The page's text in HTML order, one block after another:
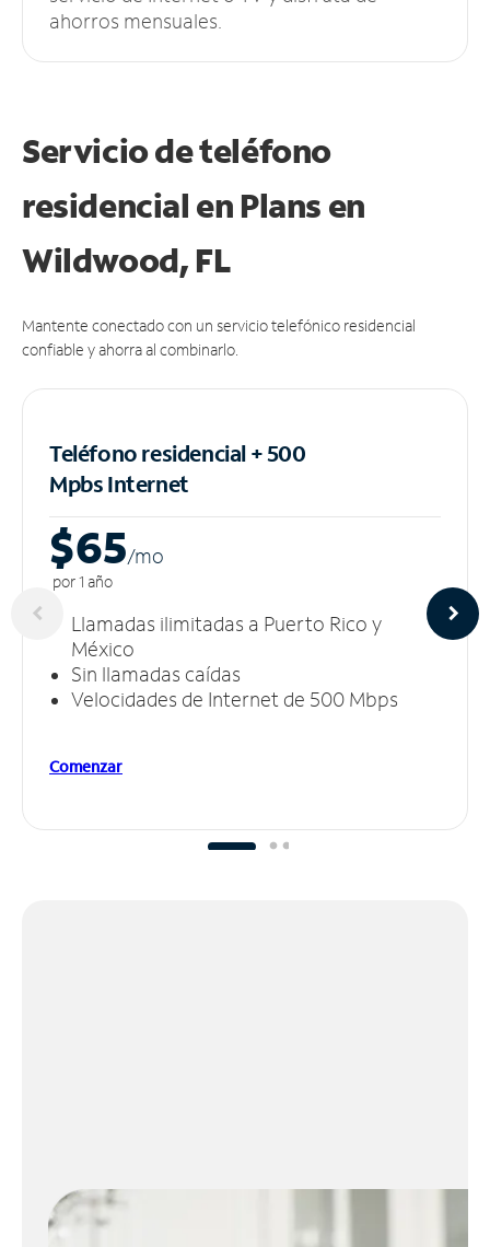
ahorros mensuales.
Servicio de teléfono
residencial en Plans en
Wildwood, FL
Mantente conectado con un servicio telefónico residencial
confiable y ahorra al combinarlo.
Teléfono residencial + 500
MpbsInternet
$65/mo
por 1 año
Llamadas ilimitadas a Puerto Rico y
México
Sin llamadas caídas
Velocidades de Internet de 500 Mbps
Comenzar